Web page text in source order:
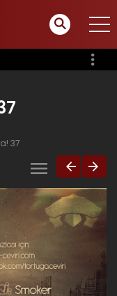
37